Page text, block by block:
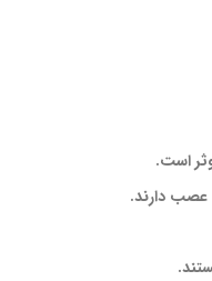
است.
عصب دارند.